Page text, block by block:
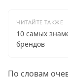
ЧИТАЙТЕ ТАКЖЕ
10 самых
брендов
По словам